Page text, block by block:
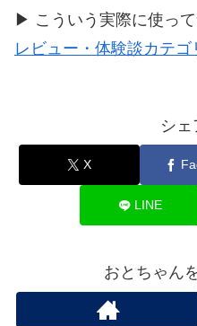
▶ こういう実際に使って
レビュー・体験談カテゴ
シェ
X
LINE
おとちゃん